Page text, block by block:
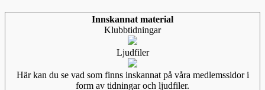
Innskannat material
Klubbtidningar
Ljudfiler
Här kan du se vad som finns inskannat på våra medlemssidor i
form av tidningar och ljudfiler.